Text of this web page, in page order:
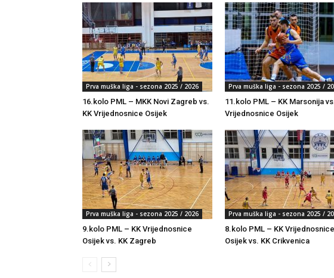
Prva muška liga - sezona 2025 / 2026
16.kolo PML – MKK Novi Zagreb vs.
KK Vrijednosnice Osijek
Prva muška liga - sezona 2025 /
11.kolo PML – KK Marsonija
Vrijednosnice Osijek
Prva muška liga - sezona 2025 / 2026
9.kolo PML – KK Vrijednosnice
Osijek vs. KK Zagreb
Prva muška liga - sezona 2025 /
8.kolo PML – KK Vrijednosnice
Osijek vs. KK Crikvenica